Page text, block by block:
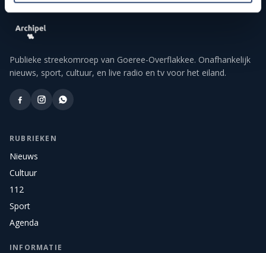
Publieke streekomroep van Goeree-Overflakkee. Onafhankelijk
nieuws, sport, cultuur, en live radio en tv voor het eiland.
RUBRIEKEN
Nieuws
Cultuur
112
Sport
Agenda
INFORMATIE